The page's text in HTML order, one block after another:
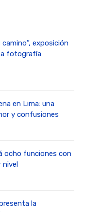
exposición
fotografía
en Lima: una
y confusiones
ocho funciones con
nivel
la